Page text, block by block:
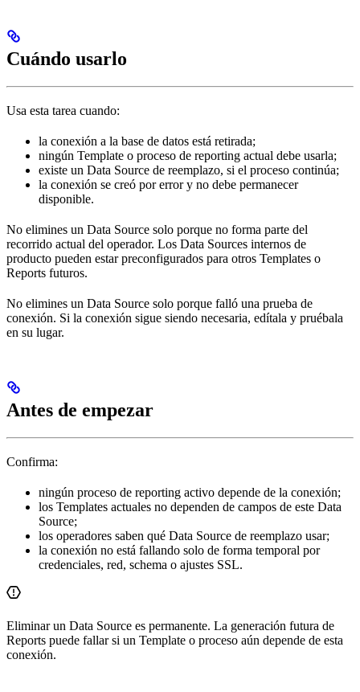
Cuándo usarlo
Usa esta tarea cuando:
la conexión a la base de datos está retirada;
ningún Template o proceso de reporting actual debe usarla;
existe un Data Source de reemplazo, si el proceso continúa;
la conexión se creó por error y no debe permanecer
disponible.
No elimines un Data Source solo porque no forma parte del
recorrido actual del operador. Los Data Sources internos de
producto pueden estar preconfigurados para otros Templates o
Reports futuros.
No elimines un Data Source solo porque falló una prueba de
conexión. Si la conexión sigue siendo necesaria, edítala y pruébala
en su lugar.
Antes de empezar
Confirma:
ningún proceso de reporting activo depende de la conexión;
los Templates actuales no dependen de campos de este Data
Source;
los operadores saben qué Data Source de reemplazo usar;
la conexión no está fallando solo de forma temporal por
credenciales, red, schema o ajustes SSL.
Eliminar un Data Source es permanente. La generación futura de
Reports puede fallar si un Template o proceso aún depende de esta
conexión.